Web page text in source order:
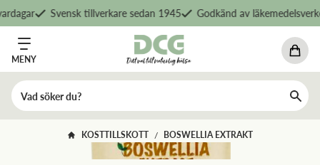
Svensk tillverkare sedan 1945 Godkänd av läkemedelsverket
MENY
KOSTTILLSKOTT / BOSWELLIA EXTRAKT